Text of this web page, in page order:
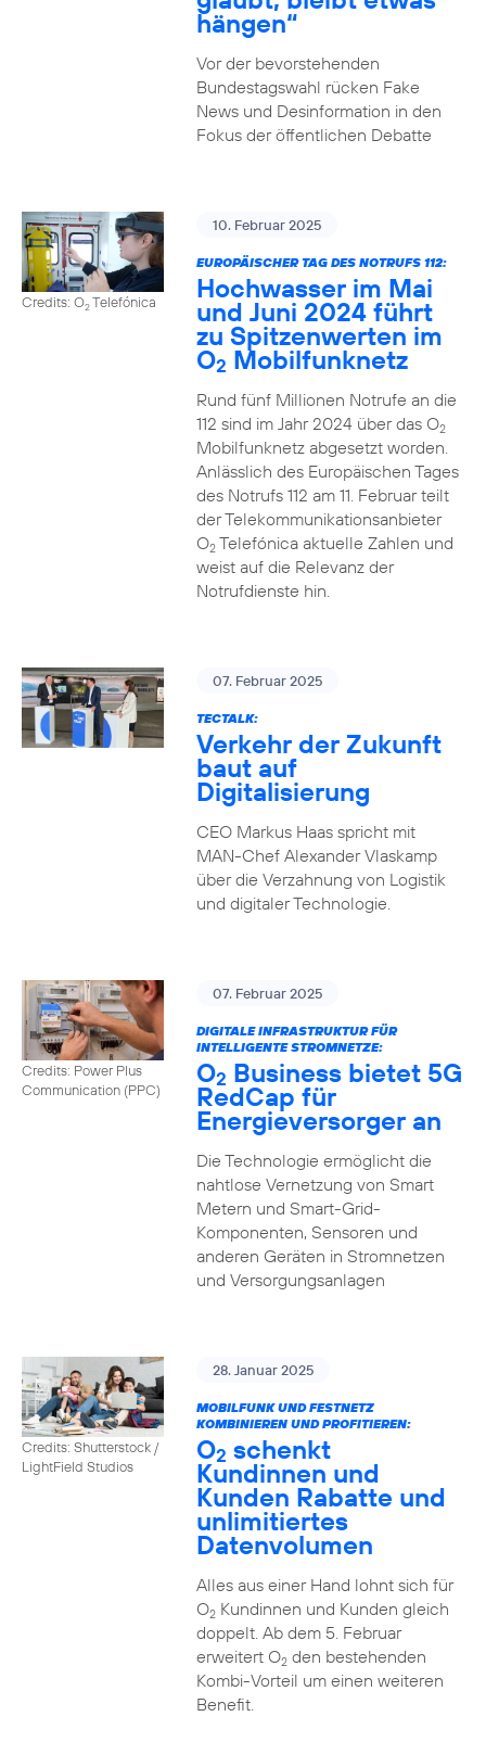
hängen“
Vor der bevorstehenden
Bundestagswahl rücken Fake
News und Desinformation in den
Fokus der öffentlichen Debatte
Credits: O2Telefónica
10. Februar 2025
EUROPÄISCHER TAG DES NOTRUFS 112:
Hochwasser im Mai
und Juni 2024 führt
zu Spitzenwerten im
O2 Mobilfunknetz
Rund fünf Millionen Notrufe an die
112 sind im Jahr 2024 über das O2
Mobilfunknetz abgesetzt worden.
Anlässlich des Europäischen Tages
des Notrufs 112 am 11. Februar teilt
der Telekommunikationsanbieter
O2Telefónica aktuelle Zahlen und
weist auf die Relevanz der
Notrufdienste hin.
07. Februar 2025
TECTALK:
Verkehr der Zukunft
baut auf
Digitalisierung
CEO Markus Haas spricht mit
MAN-Chef Alexander Vlaskamp
über die Verzahnung von Logistik
und digitaler Technologie.
Credits: Power Plus
Communication (PPC)
07. Februar 2025
DIGITALE INFRASTRUKTUR FÜR
INTELLIGENTE STROMNETZE:
O2 Business bietet 5G
RedCap für
Energieversorger an
Die Technologie ermöglicht die
nahtlose Vernetzung von Smart
Metern und Smart-Grid-
Komponenten, Sensoren und
anderen Geräten in Stromnetzen
und Versorgungsanlagen
Credits: Shutterstock /
LightField Studios
28. Januar 2025
MOBILFUNK UND FESTNETZ
KOMBINIEREN UND PROFITIEREN:
O2 schenkt
Kundinnen und
Kunden Rabatte und
unlimitiertes
Datenvolumen
Alles aus einer Hand lohnt sich für
O2Kundinnen und Kunden gleich
doppelt. Ab dem 5. Februar
erweitert O2den bestehenden
Kombi-Vorteil um einen weiteren
Benefit.